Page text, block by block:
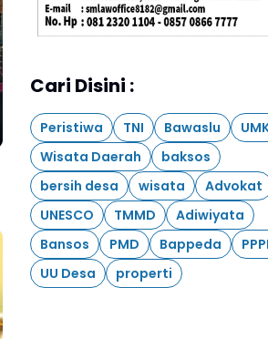
Cari Disini :
Peristiwa TNI Bawaslu
Wisata Daerah
baksos
bersih desa
wisata
Advokat
UNESCO
TMMD
Adiwiyata
Bansos
PMD Bappeda
UU Desa
properti